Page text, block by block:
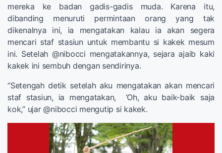
mereka ke badan gadis-gadis muda. Karena itu,
dibanding menuruti permintaan orang yang tak
dikenalnya ini, ia mengatakan kalau ia akan segera
mencari staf stasiun untuk membantu si kakek mesum
ini. Setelah @nibocci mengatakannya, sejara ajaib kaki
kakek ini sembuh dengan sendirinya.
“Setengah detik setelah aku mengatakan akan mencari
staf stasiun, ia mengatakan, ‘Oh, aku baik-baik saja
kok,” ujar @nibocci mengutip si kakek.